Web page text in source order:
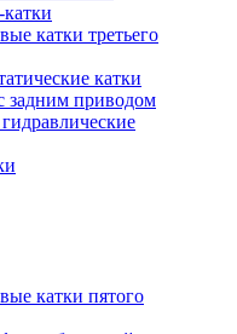
катки третьего
катки
задним приводом
катки пятого